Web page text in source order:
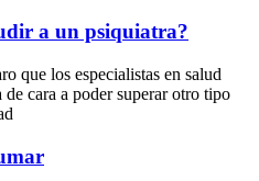
a un psiquiatra?
que los especialistas en salud
cara a poder superar otro tipo